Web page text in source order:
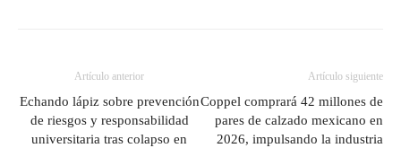
Artículo anterior
Echando lápiz sobre prevención
de riesgos y responsabilidad
universitaria tras colapso en
Artículo siguiente
Coppel comprará 42 millones de
pares de calzado mexicano en
2026, impulsando la industria